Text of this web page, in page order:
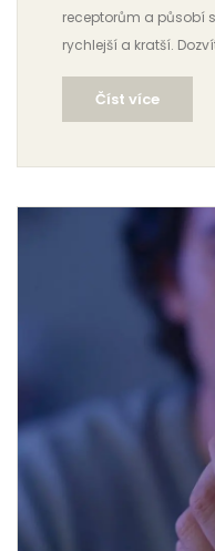
receptorům a působí
rychlejší a kratší.
pro vás.
Číst více